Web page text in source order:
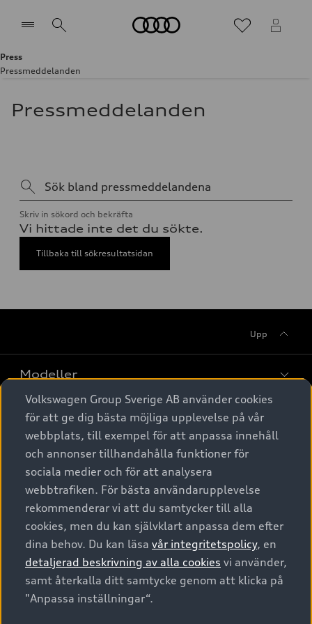
Press
Pressmeddelanden
Pressmeddelanden
Sök bland pressmeddelandena
Skriv in sökord och bekräfta
Vi hittade inte det du sökte.
Tillbaka till sökresultatsidan
Upp
Modeller
Alla modeller
Elbilar
Laddhybrider
A6 modellerna
Avant
Sportback
Audi Sport
Köpa
Privaterbjudanden
Nya bilar i lager
Begagnade bilar i lager
Audi approved :plus - så gott som nya
Finansiering
Audi exclusive
Äga
Service & tillbehör
Audi digital services
Originaltillbehör - köp online
Garantier
Försäkring
Tjänstebil
Business lease online
Företagsleasing
Om Audi Sverige
Kontakta oss
Boka Service online
Volkswagen Group Sverige AB använder cookies
för att ge dig bästa möjliga upplevelse på vår
webbplats, till exempel för att anpassa innehåll
och annonser tillhandahålla funktioner för
sociala medier och för att analysera
webbtrafiken. För bästa användarupplevelse
rekommenderar vi att du samtycker till alla
cookies, men du kan självklart anpassa dem efter
dina behov. Du kan läsa vår integritetspolicy, en
detaljerad beskrivning av alla cookies vi använder,
samt återkalla ditt samtycke genom att klicka på
"Anpassa inställningar“.